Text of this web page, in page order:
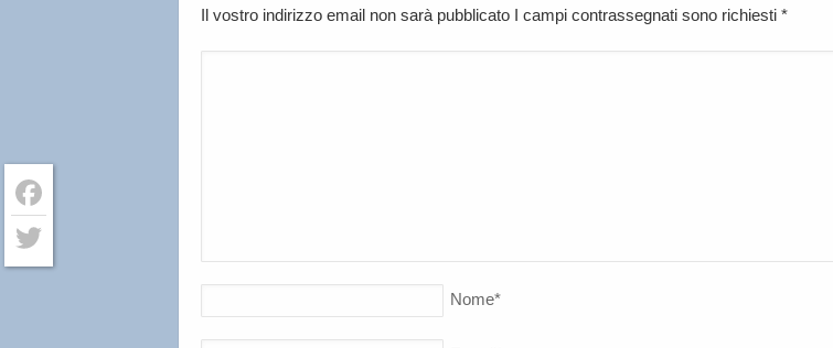
Il vostro indirizzo email non sarà pubblicato I campi contrassegnati sono richiesti *
Nome*
Facebook
Twitter